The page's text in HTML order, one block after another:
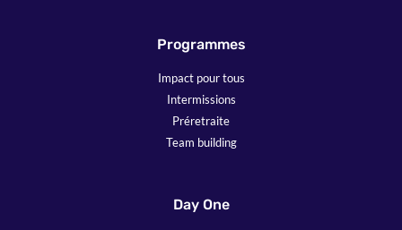
Programmes
Impact pour tous
Intermissions
Préretraite
Team building
Day One